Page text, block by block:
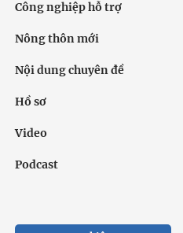
Công nghiệp hỗ trợ
Nông thôn mới
Nội dung chuyên đề
Hồ sơ
Video
Podcast